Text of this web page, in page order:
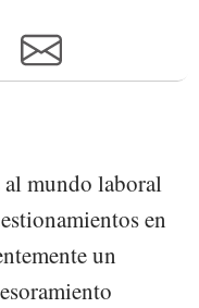
mundo laboral
en
un